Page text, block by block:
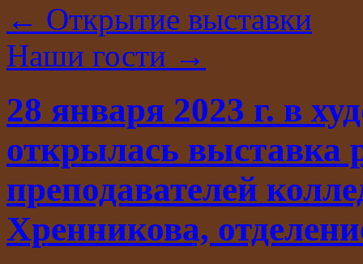
← Открытие выставки
Наши гости →
28 января 2023 г. в
открылась выставка
преподавателей
Хренникова,